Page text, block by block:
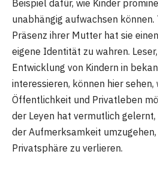
Beispiel dafür, wie Kinder
unabhängig aufwachsen
Präsenz ihrer Mutter hat sie
eigene Identität zu wahren.
Entwicklung von Kindern in
interessieren, können hier sehen,
Öffentlichkeit und Privatleben
der Leyen hat vermutlich
der Aufmerksamkeit umzugehen,
Privatsphäre zu verlieren.